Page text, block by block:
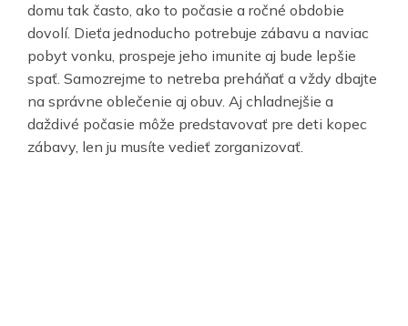
domu tak často, ako to počasie a ročné obdobie
dovolí. Dieťa jednoducho potrebuje zábavu a naviac
pobyt vonku, prospeje jeho imunite aj bude lepšie
spať. Samozrejme to netreba preháňať a vždy dbajte
na správne oblečenie aj obuv. Aj chladnejšie a
daždivé počasie môže predstavovať pre deti kopec
zábavy, len ju musíte vedieť zorganizovať.